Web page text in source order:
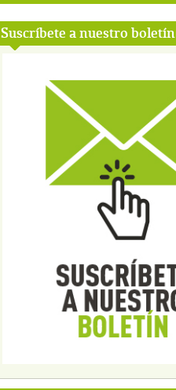
Suscríbete a nuestro boletín